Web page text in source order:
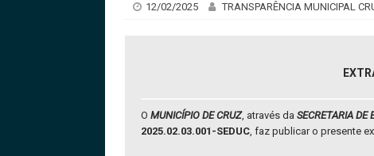
12/02/2025 TRANSPARÊNCIA MUNICIPAL
O MUNICÍPIO DE CRUZ, através da SECRETARIA DE
2025.02.03.001-SEDUC, faz publicar o presente